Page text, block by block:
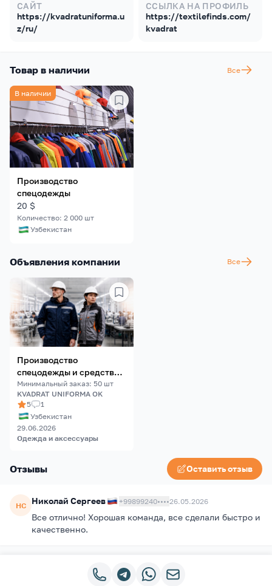
САЙТ
https://kvadratuniforma.u
z/ru/
ССЫЛКА НА ПРОФИЛЬ
https://textilefinds.com/
kvadrat
Товар в наличии Все
В наличии
Производство
спецодежды
20 $
Количество: 2 000 шт
Узбекистан
Объявления компании Все
Производство
спецодежды и средств
индивидуальной защиты
(СИЗ)
Минимальный заказ: 50 шт
KVADRAT UNIFORMA OK
5
1
Узбекистан
29.06.2026
Одежда и аксессуары
Отзывы Оставить отзыв
НС Николай Сергеев +99899240••••26.05.2026
Все отлично! Хорошая команда, все сделали быстро и
качественно.